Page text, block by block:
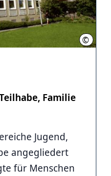
© Stahl,
Familie
Jugend,
angegliedert
für Menschen